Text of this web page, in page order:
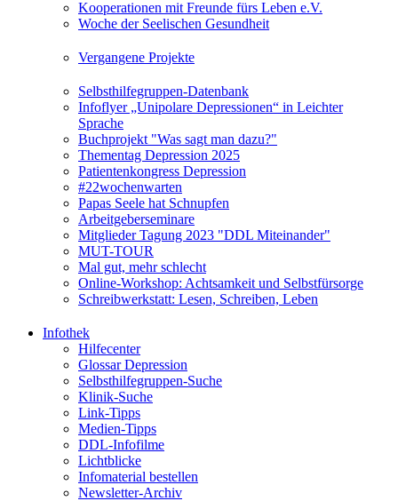
Kooperationen mit Freunde fürs Leben e.V.
Woche der Seelischen Gesundheit
Vergangene Projekte
Selbsthilfegruppen-Datenbank
Infoflyer „Unipolare Depressionen“ in Leichter
Sprache
Buchprojekt "Was sagt man dazu?"
Thementag Depression 2025
Patientenkongress Depression
#22wochenwarten
Papas Seele hat Schnupfen
Arbeitgeberseminare
Mitglieder Tagung 2023 "DDL Miteinander"
MUT-TOUR
Mal gut, mehr schlecht
Online-Workshop: Achtsamkeit und Selbstfürsorge
Schreibwerkstatt: Lesen, Schreiben, Leben
Infothek
Hilfecenter
Glossar Depression
Selbsthilfegruppen-Suche
Klinik-Suche
Link-Tipps
Medien-Tipps
DDL-Infofilme
Lichtblicke
Infomaterial bestellen
Newsletter-Archiv